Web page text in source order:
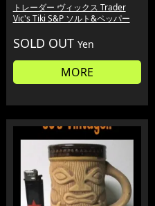
トレーダー ヴィックス Trader
Vic's Tiki S&P ソルト&ペッパー
SOLD OUT Yen
MORE